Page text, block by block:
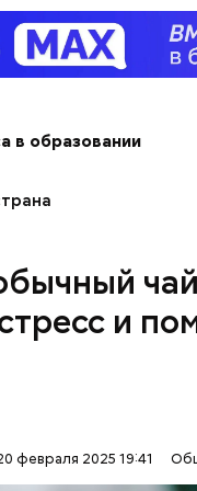
в образовании
и
февраля 2025 19:41